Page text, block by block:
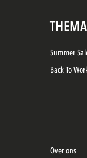
Summer
Back To
Over ons